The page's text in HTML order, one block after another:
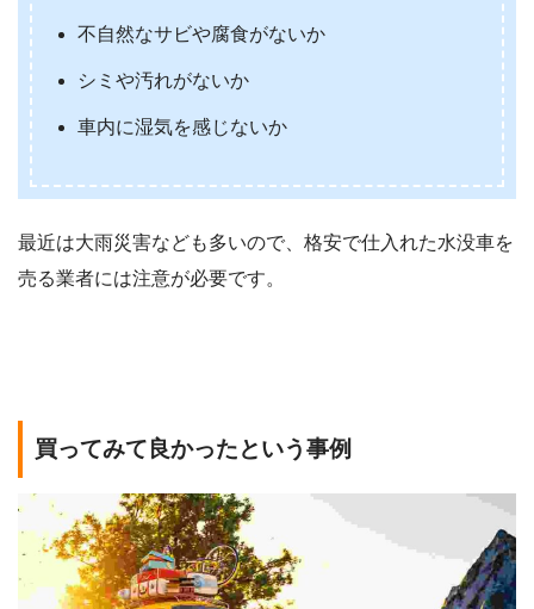
不自然なサビや腐食がないか
シミや汚れがないか
車内に湿気を感じないか
最近は大雨災害なども多いので、格安で仕入れた水没車を
売る業者には注意が必要です。
買ってみて良かったという事例